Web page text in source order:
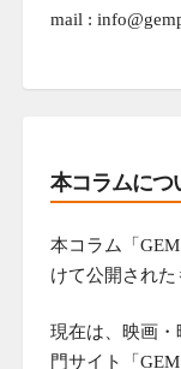
mail :
本コラムにつ
本コラム「
けて公開された
現在は、映画
門サイト「